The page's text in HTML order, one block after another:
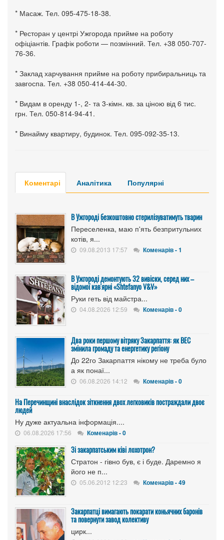
* Масаж. Тел. 095-475-18-38.
* Ресторан у центрі Ужгорода прийме на роботу
офіціантів. Графік роботи — позмінний. Тел. +38 050-707-
76-36.
* Заклад харчування прийме на роботу прибиральниць та
завгоспа. Тел. +38 050-414-44-30.
* Видам в оренду 1-, 2- та 3-кімн. кв. за ціною від 6 тис.
грн. Тел. 050-814-94-41.
* Винайму квартиру, будинок. Тел. 095-092-35-13.
Коментарі Аналітика Популярні
В Ужгороді безкоштовно стерилізуватимуть тварин
Переселенка, маю п'ять безпритульних
котів, я...
09.08.2013 17:57 Коменарів - 1
В Ужгороді демонтують 32 вивіски, серед них –
відомої кав'ярні «Shtefanyo V&V»
Руки геть від майстра...
04.08.2026 12:59 Коменарів - 0
Два роки першому вітряку Закарпаття: як ВЕС
змінила громаду та енергетику регіону
До 22го Закарпаття нікому не треба було
а як понаї...
06.08.2026 14:12 Коменарів - 0
На Перечинщині внаслідок зіткнення двох легковиків постраждали двоє
людей
Ну дуже актуальна інформація....
06.08.2026 17:56 Коменарів - 0
Зі закарпатським ківі лохотрон?
Стратон - гівно був, є і буде. Даремно я
його не п...
05.06.2012 12:23 Коменарів - 49
Закарпатці вимагають покарати коньячних баронів
та повернути завод колективу
цирк...